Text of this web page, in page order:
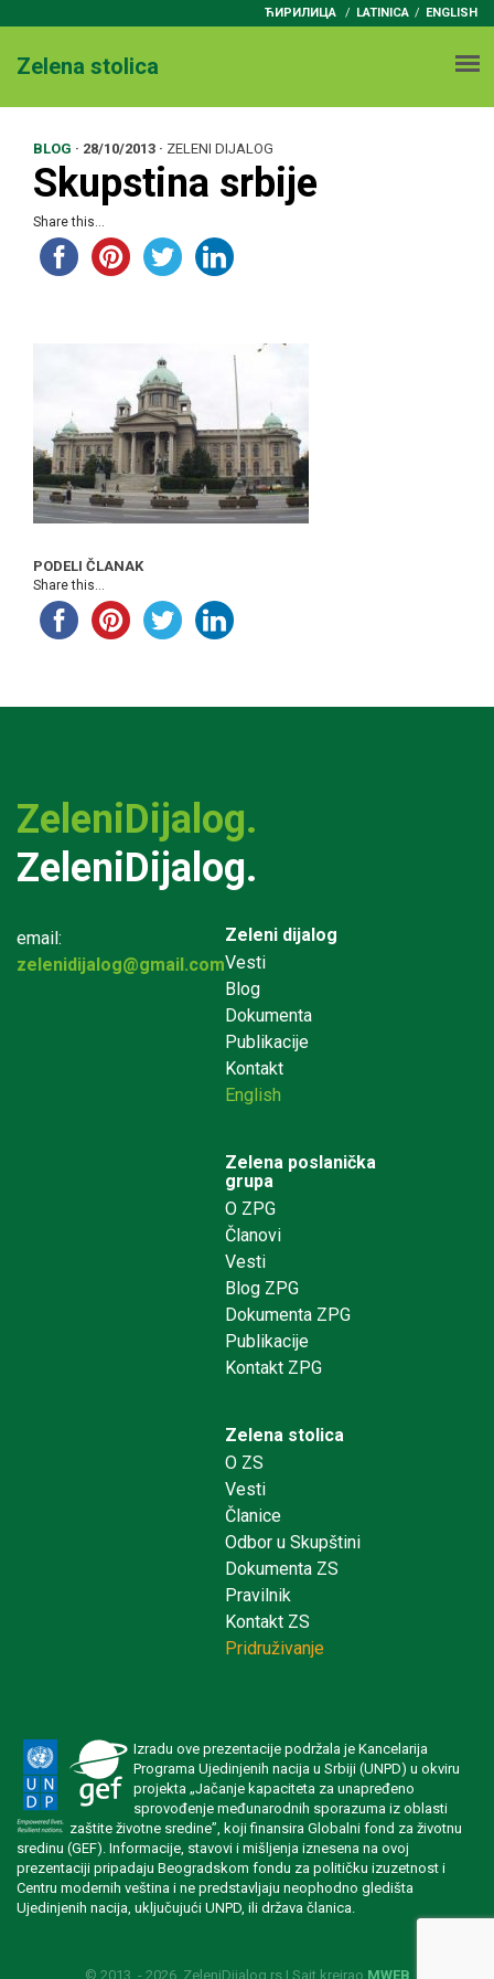
ЋИРИЛИЦА / LATINICA ENGLISH
Zelena stolica
BLOG · 28/10/2013 · ZELENI DIJALOG
Skupstina srbije
Share this...
PODELI ČLANAK
Share this...
ZeleniDijalog.
ZeleniDijalog.
email:
zelenidijalog@gmail.com
Zeleni dijalog
Vesti
Blog
Dokumenta
Publikacije
Kontakt
English
Zelena poslanička
grupa
O ZPG
Članovi
Vesti
Blog ZPG
Dokumenta ZPG
Publikacije
Kontakt ZPG
Zelena stolica
O ZS
Vesti
Članice
Odbor u Skupštini
Dokumenta ZS
Pravilnik
Kontakt ZS
Pridruživanje
Izradu ove prezentacije podržala je Kancelarija
Programa Ujedinjenih nacija u Srbiji (UNPD) u okviru
projekta „Jačanje kapaciteta za unapređeno
sprovođenje međunarodnih sporazuma iz oblasti
zaštite životne sredine”, koji finansira Globalni fond za životnu
sredinu (GEF). Informacije, stavovi i mišljenja iznesena na ovoj
prezentaciji pripadaju Beogradskom fondu za političku izuzetnost i
Centru modernih veština i ne predstavljaju neophodno gledišta
Ujedinjenih nacija, uključujući UNPD, ili država članica.
© 2013. - 2026. ZeleniDijalog.rs | Sajt kreirao MWEB